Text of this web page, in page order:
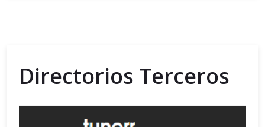
Directorios Terceros